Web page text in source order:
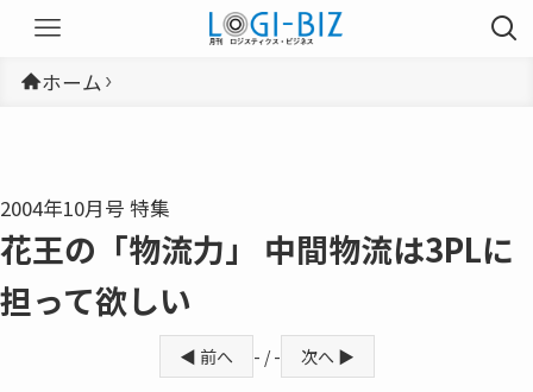
ホーム
2004年10月号 特集
花王の「物流力」 中間物流は3PLに
担って欲しい
◀ 前へ - / - 次へ ▶